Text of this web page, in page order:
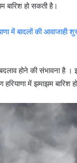
बारिश हो सकती है।
बादलों की आवाजाही
होने की संभावना है ।
में झमाझम बारिश